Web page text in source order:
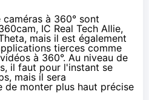
à 360° sont
IC Real Tech Allie,
, mais il est également
tiercescomme
à 360°. Au niveau de
il faut pour l'instant se
mais il sera
de monter plus haut précise